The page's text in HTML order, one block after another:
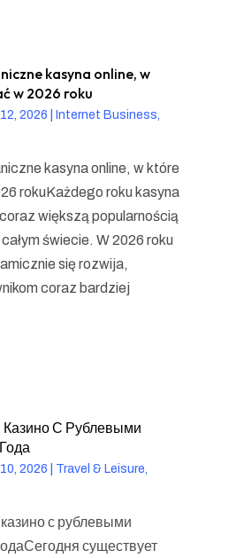
kasyna online, w
w 2026 roku
2026
Internet Business,
kasyna online, w które
rokuKażdego roku kasyna
większą popularnością
świecie. W 2026 roku
się rozwija,
coraz bardziej
С Рублевыми
2026
Travel & Leisure,
с рублевыми
существует